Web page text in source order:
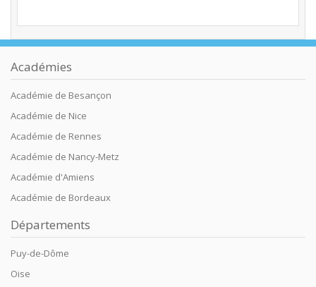
Académies
Académie de Besançon
Académie de Nice
Académie de Rennes
Académie de Nancy-Metz
Académie d'Amiens
Académie de Bordeaux
Départements
Puy-de-Dôme
Oise